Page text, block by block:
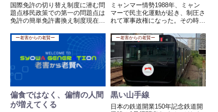
国際免許の切り替え制度に潜む問
題点移民政策での第一の問題点は
免許の簡単免許書換え制度現在、
証の切り替え制度には深刻な問題
が指摘されています。この制度で
は、わずか10問中7問正解の筆記
試験を通過すれば、日本国内で...
ミャンマー情勢1988年、ミャン
マーで民主化運動が起き、制圧さ
れて軍事政権になった。その時の
ンを訪れた。当時も民衆に向けて
発砲した事実がある、その当時は
地方から来た何も知らされていな
い、地方出身の軍人だったらし...
ー老害からの老賢ー
偏食ではなく、偏情の人間
が増えてくる
ー老害からの老賢ー
黒い山手線
日本の鉄道開業150年記念鉄道開